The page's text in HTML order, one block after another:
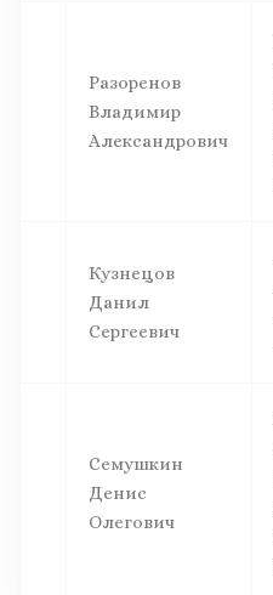
Разоренов
Владимир
Александрович
Кузнецов
Данил
Сергеевич
Семушкин
Денис
Олегович